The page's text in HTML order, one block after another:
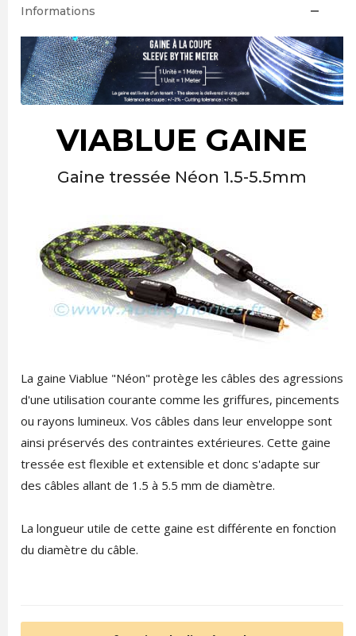
Informations
VIABLUE GAINE
Gaine tressée Néon 1.5-5.5mm
La gaine Viablue "Néon" protège les câbles des agressions
d'une utilisation courante comme les griffures, pincements
ou rayons lumineux. Vos câbles dans leur enveloppe sont
ainsi préservés des contraintes extérieures. Cette gaine
tressée est flexible et extensible et donc s'adapte sur
des câbles allant de 1.5 à 5.5 mm de diamètre.
La longueur utile de cette gaine est différente en fonction
du diamètre du câble.